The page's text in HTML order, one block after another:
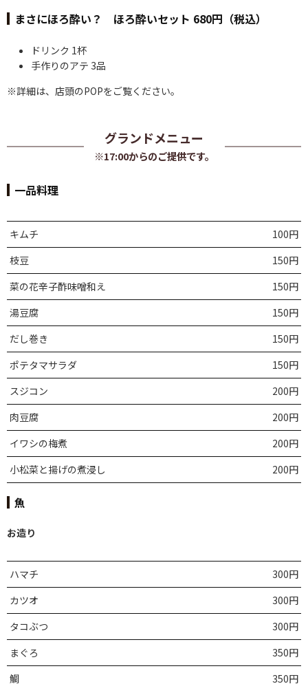
まさにほろ酔い？ ほろ酔いセット 680円（税込）
ドリンク 1杯
手作りのアテ 3品
※詳細は、店頭のPOPをご覧ください。
グランドメニュー
※17:00からのご提供です。
一品料理
キムチ
100円
枝豆
150円
菜の花辛子酢味噌和え
150円
湯豆腐
150円
だし巻き
150円
ポテタマサラダ
150円
スジコン
200円
肉豆腐
200円
イワシの梅煮
200円
小松菜と揚げの煮浸し
200円
魚
お造り
ハマチ
300円
カツオ
300円
タコぶつ
300円
まぐろ
350円
鯛
350円